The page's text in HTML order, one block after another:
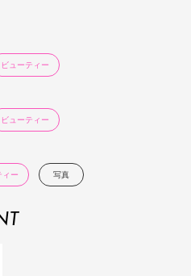
ビューティー
ビューティー
ィー 写真